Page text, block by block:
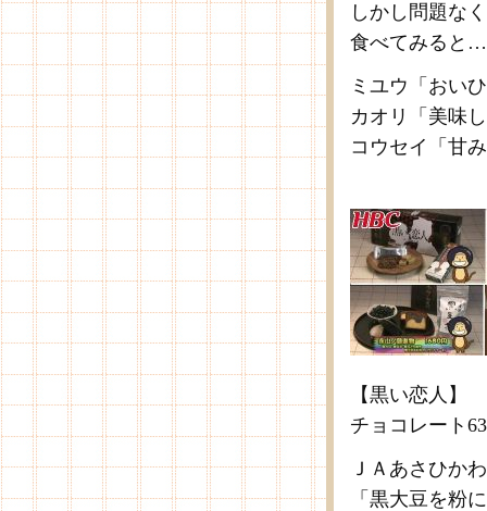
しかし問題な
食べてみると…
ミユウ「おい
カオリ「美味
コウセイ「甘
【黒い恋人】
チョコレート
ＪＡあさひか
「黒大豆を粉